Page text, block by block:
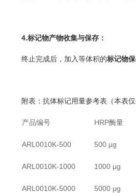
4.标记物产物收集与保存：
终止完成后，加入等体积的标记物
附表：抗体标记用量参考表（本表仅
产品编号 HRP酶量
ARL0010K-500 500 μg
ARL0010K-1000 1000 μg
ARL0010K-5000 5000 μg